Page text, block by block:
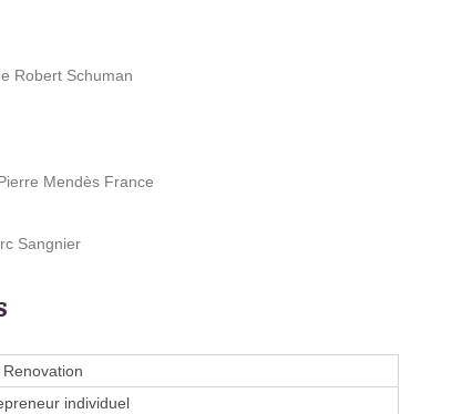
Robert Schuman
Mendès France
Sangnier
Renovation
individuel